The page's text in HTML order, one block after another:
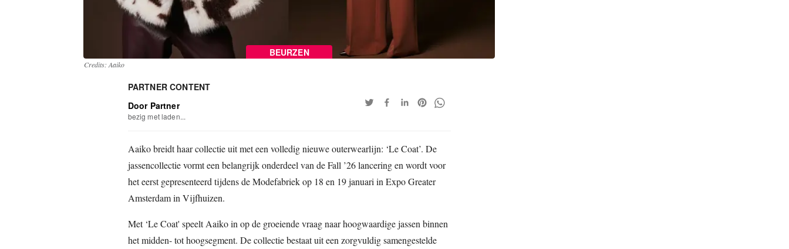
BEURZEN
Credits: Aaiko
PARTNER CONTENT
Door Partner
bezig met laden...
Aaiko breidt haar collectie uit met een volledig nieuwe outerwearlijn: ‘Le Coat’. De
jassencollectie vormt een belangrijk onderdeel van de Fall ’26 lancering en wordt voor
het eerst gepresenteerd tijdens de Modefabriek op 18 en 19 januari in Expo Greater
Amsterdam in Vijfhuizen.
Met ‘Le Coat' speelt Aaiko in op de groeiende vraag naar hoogwaardige jassen binnen
het midden- tot hoogsegment. De collectie bestaat uit een zorgvuldig samengestelde